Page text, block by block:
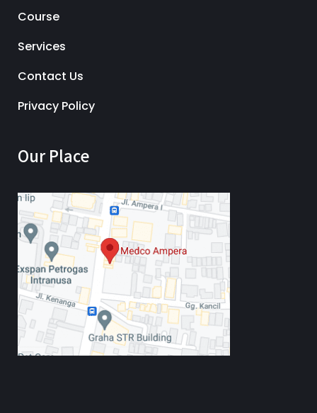
Course
Services
Contact Us
Privacy Policy
Our Place